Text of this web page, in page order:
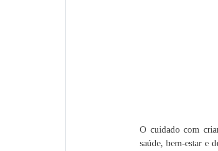
O cuidado com
saúde, bem-estar e